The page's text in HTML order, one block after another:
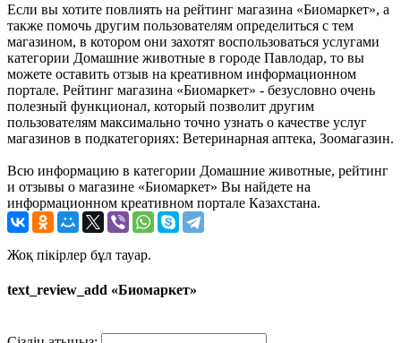
Если вы хотите повлиять на рейтинг магазина «Биомаркет», а
также помочь другим пользователям определиться с тем
магазином, в котором они захотят воспользоваться услугами
категории Домашние животные в городе Павлодар, то вы
можете оставить отзыв на креативном информационном
портале. Рейтинг магазина «Биомаркет» - безусловно очень
полезный функционал, который позволит другим
пользователям максимально точно узнать о качестве услуг
магазинов в подкатегориях: Ветеринарная аптека, Зоомагазин.
Всю информацию в категории Домашние животные, рейтинг
и отзывы о магазине «Биомаркет» Вы найдете на
информационном креативном портале Казахстана.
Жоқ пікірлер бұл тауар.
text_review_add «Биомаркет»